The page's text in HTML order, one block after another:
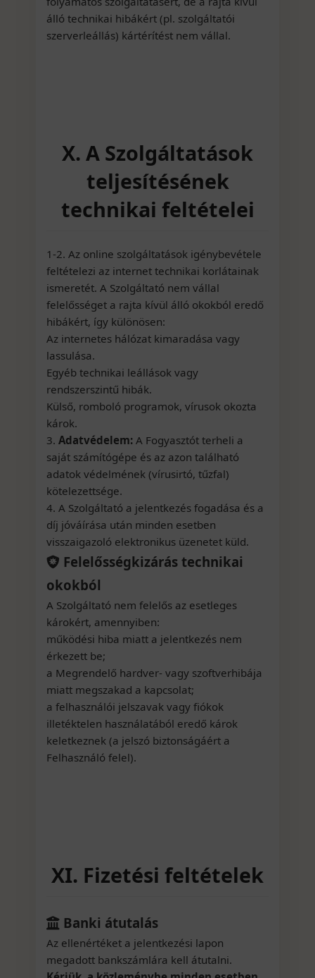
álló technikai hibákért (pl. szolgáltatói
szerverleállás) kártérítést nem vállal.
X. A Szolgáltatások
teljesítésének
technikai feltételei
1-2. Az online szolgáltatások igénybevétele
feltételezi az internet technikai korlátainak
ismeretét. A Szolgáltató nem vállal
felelősséget a rajta kívül álló okokból eredő
hibákért, így különösen:
Az internetes hálózat kimaradása vagy
lassulása.
Egyéb technikai leállások vagy
rendszerszintű hibák.
Külső, romboló programok, vírusok okozta
károk.
3.Adatvédelem: A Fogyasztót terheli a
saját számítógépe és az azon található
adatok védelmének (vírusirtó, tűzfal)
kötelezettsége.
4. A Szolgáltató a jelentkezés fogadása és a
díj jóváírása után minden esetben
visszaigazoló elektronikus üzenetet küld.
Felelősségkizárás technikai
okokból
A Szolgáltató nem felelős az esetleges
károkért, amennyiben:
működési hiba miatt a jelentkezés nem
érkezett be;
a Megrendelő hardver- vagy szoftverhibája
miatt megszakad a kapcsolat;
a felhasználói jelszavak vagy fiókok
illetéktelen használatából eredő károk
keletkeznek (a jelszó biztonságáért a
Felhasználó felel).
XI. Fizetési feltételek
Banki átutalás
Az ellenértéket a jelentkezési lapon
megadott bankszámlára kell átutalni.